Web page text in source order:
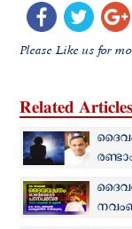
Please Like us for
Related